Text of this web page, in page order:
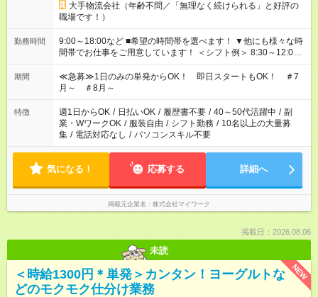
大手物流会社（年齢不問／「無理なく続けられる」と好評の
職場です！）
勤務時間
9:00～18:00など ■希望の時間帯を選べます！ ▼他にも様々な時
間帯でお仕事をご用意しています！ ＜シフト例＞ 8:30～12:00
17:00～22:00 13:00～22:00 22:00～翌6:00 など
期間
≪急募≫1日のみの単発からOK！ 即日スタートもOK！ ＃7
月～ ＃8月～
特徴 週1日からOK / 日払いOK / 履歴書不要 / 40～50代活躍中 / 副
業・WワークOK / 服装自由 / シフト勤務 / 10名以上の大量募
集 / 電話対応なし / パソコンスキル不要
気になる！ 応募する 詳細へ
掲載元企業名 株式会社マイワーク
掲載日：2026.08.06
未読
NEW
＜時給1300円＊単発＞カンタン！ヨーグルトな
どのモクモク仕分け業務